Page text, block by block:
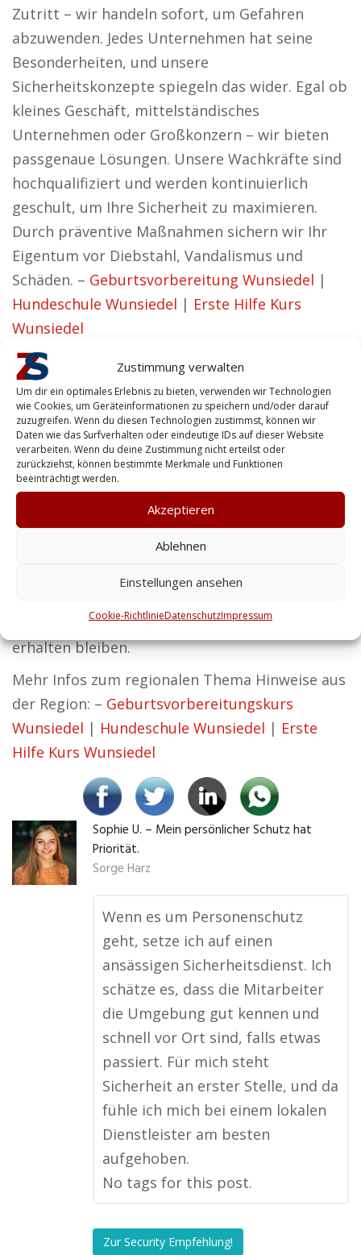
Zustimmung verwalten
Um dir ein optimales Erlebnis zu bieten, verwenden wir Technologien
wie Cookies, um Geräteinformationen zu speichern und/oder darauf
zuzugreifen. Wenn du diesen Technologien zustimmst, können wir
Daten wie das Surfverhalten oder eindeutige IDs auf dieser Website
verarbeiten. Wenn du deine Zustimmung nicht erteilst oder
zurückziehst, können bestimmte Merkmale und Funktionen
beeinträchtigt werden.
Akzeptieren
Ablehnen
Einstellungen ansehen
Cookie-RichtlinieDatenschutzImpressum
Zutritt – wir handeln sofort, um Gefahren
abzuwenden. Jedes Unternehmen hat seine
Besonderheiten, und unsere
Sicherheitskonzepte spiegeln das wider. Egal ob
kleines Geschäft, mittelständisches
Unternehmen oder Großkonzern – wir bieten
passgenaue Lösungen. Unsere Wachkräfte sind
hochqualifiziert und werden kontinuierlich
geschult, um Ihre Sicherheit zu maximieren.
Durch präventive Maßnahmen sichern wir Ihr
Eigentum vor Diebstahl, Vandalismus und
Schäden. – Geburtsvorbereitung Wunsiedel |
Hundeschule Wunsiedel | Erste Hilfe Kurs
Wunsiedel
Nutzeffekt für Firmen nahe Wunsiedel
Janette aus Wunsiedel vertritt den Standpunkt:
Sicherheit, die wirkt und Vertrauen schafft – das
ist unser Ziel.
Privatpersonen können auf unsere Expertise im
Bereich Personenschutz und Gebäudesicherung
zählen. Zentralschutz steht dafür, dass ohne
Sicherheit kein nachhaltiger Erfolg möglich ist.
Unsere Sicherheitslösungen sorgen dafür, dass
Mitarbeiter in Sicherheit sind und Ihre Werte
erhalten bleiben.
Mehr Infos zum regionalen Thema Hinweise aus
der Region: – Geburtsvorbereitungskurs
Wunsiedel | Hundeschule Wunsiedel | Erste
Hilfe Kurs Wunsiedel
Sophie U. – Mein persönlicher Schutz hat
Priorität.
Sorge Harz
Wenn es um Personenschutz
geht, setze ich auf einen
ansässigen Sicherheitsdienst. Ich
schätze es, dass die Mitarbeiter
die Umgebung gut kennen und
schnell vor Ort sind, falls etwas
passiert. Für mich steht
Sicherheit an erster Stelle, und da
fühle ich mich bei einem lokalen
Dienstleister am besten
aufgehoben.
No tags for this post.
Zur Security Empfehlung!